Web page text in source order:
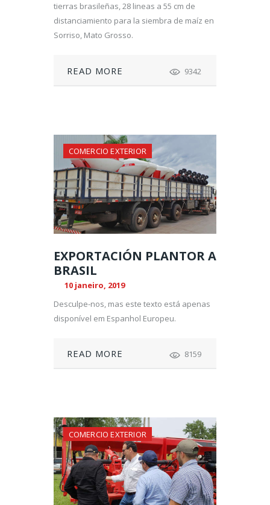
tierras brasileñas, 28 lineas a 55 cm de
distanciamiento para la siembra de maíz en
Sorriso, Mato Grosso.
READ MORE 9342
COMERCIO EXTERIOR
EXPORTACIÓN PLANTOR A
BRASIL
10 janeiro, 2019
Desculpe-nos, mas este texto está apenas
disponível em Espanhol Europeu.
READ MORE 8159
COMERCIO EXTERIOR